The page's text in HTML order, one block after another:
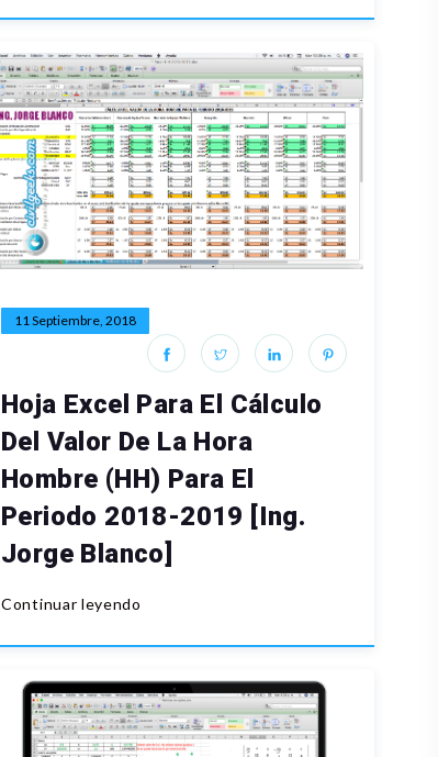
11 Septiembre, 2018
Hoja Excel Para El Cálculo
Del Valor De La Hora
Hombre (HH) Para El
Periodo 2018-2019 [Ing.
Jorge Blanco]
Continuar leyendo